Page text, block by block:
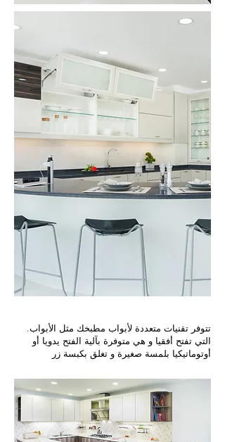
.تتوفر تقنيات متعددة لأبواب مطبخك مثل الأبواب
التي تفتح أفقيا و هي متوفرة بآلية الفتح يدويا أو
أوتوماتيكيا بلمسة صغيرة و تغلق بكبسة زر